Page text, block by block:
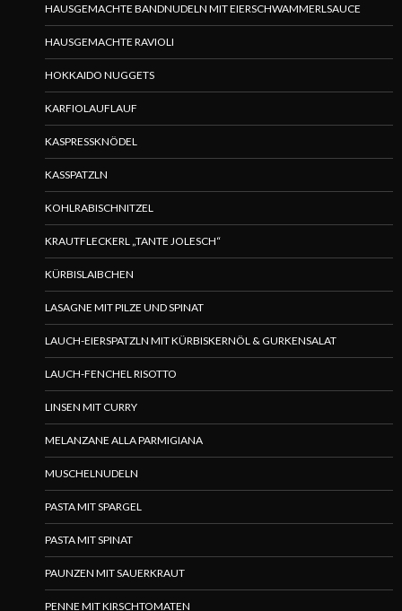
HAUSGEMACHTE BANDNUDELN MIT EIERSCHWAMMERLSAUCE
HAUSGEMACHTE RAVIOLI
HOKKAIDO NUGGETS
KARFIOLAUFLAUF
KASPRESSKNÖDEL
KASSPATZLN
KOHLRABISCHNITZEL
KRAUTFLECKERL „TANTE JOLESCH“
KÜRBISLAIBCHEN
LASAGNE MIT PILZE UND SPINAT
LAUCH-EIERSPATZLN MIT KÜRBISKERNÖL & GURKENSALAT
LAUCH-FENCHEL RISOTTO
LINSEN MIT CURRY
MELANZANE ALLA PARMIGIANA
MUSCHELNUDELN
PASTA MIT SPARGEL
PASTA MIT SPINAT
PAUNZEN MIT SAUERKRAUT
PENNE MIT KIRSCHTOMATEN